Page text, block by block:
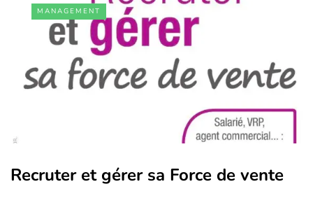
MANAGEMENT
Recruter et gérer sa Force de vente